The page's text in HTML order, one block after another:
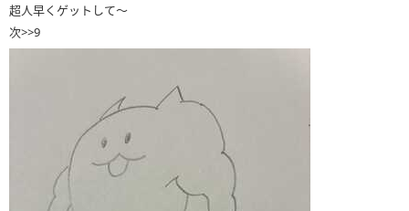
超人早くゲットして〜
次>>9